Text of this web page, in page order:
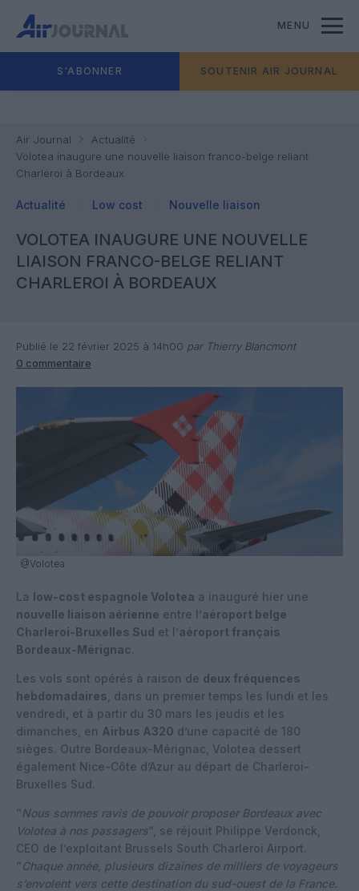
MENU
S'ABONNER SOUTENIR AIR JOURNAL
Air Journal
Actualité
Volotea inaugure une nouvelle liaison franco-belge reliant
Charleroi à Bordeaux
Actualité Low cost Nouvelle liaison
VOLOTEA INAUGURE UNE NOUVELLE
LIAISON FRANCO-BELGE RELIANT
CHARLEROI À BORDEAUX
Publié le 22 février 2025 à 14h00 par Thierry Blancmont
0 commentaire
@Volotea
La low-cost espagnole Volotea a inauguré hier une
nouvelle liaison aérienne entre l’aéroport belge
Charleroi-Bruxelles Sud et l’aéroport français
Bordeaux-Mérignac.
Les vols sont opérés à raison de deux fréquences
hebdomadaires , dans un premier temps les lundi et les
vendredi, et à partir du 30 mars les jeudis et les
dimanches, en Airbus A320 d’une capacité de 180
sièges. Outre Bordeaux-Mérignac, Volotea dessert
également Nice-Côte d’Azur au départ de Charleroi-
Bruxelles Sud.
“Nous sommes ravis de pouvoir proposer Bordeaux avec
Volotea à nos passagers“, se réjouit Philippe Verdonck,
CEO de l’exploitant Brussels South Charleroi Airport.
“Chaque année, plusieurs dizaines de milliers de voyageurs
s’envolent vers cette destination du sud-ouest de la France.